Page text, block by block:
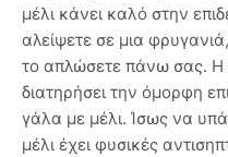
μέλι κάνει καλό στην
αλείψετε σε μια
το απλώσετε πάνω σας. Η
διατηρήσει την όμορφη
γάλα με μέλι. Ίσως να
μέλι έχει φυσικές